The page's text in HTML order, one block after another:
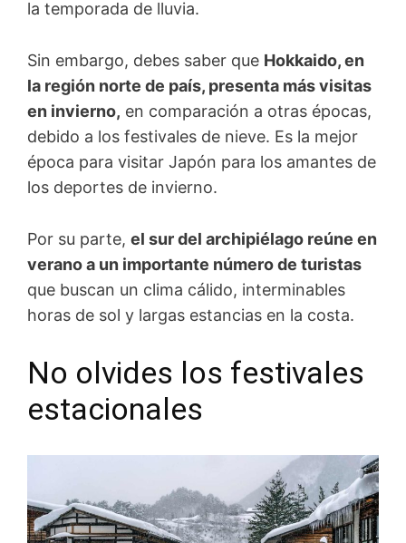
la temporada de lluvia.
Sin embargo, debes saber que Hokkaido, en
la región norte de país, presenta más visitas
en invierno, en comparación a otras épocas,
debido a los festivales de nieve. Es la mejor
época para visitar Japón para los amantes de
los deportes de invierno.
Por su parte, el sur del archipiélago reúne en
verano a un importante número de turistas
que buscan un clima cálido, interminables
horas de sol y largas estancias en la costa.
No olvides los festivales
estacionales